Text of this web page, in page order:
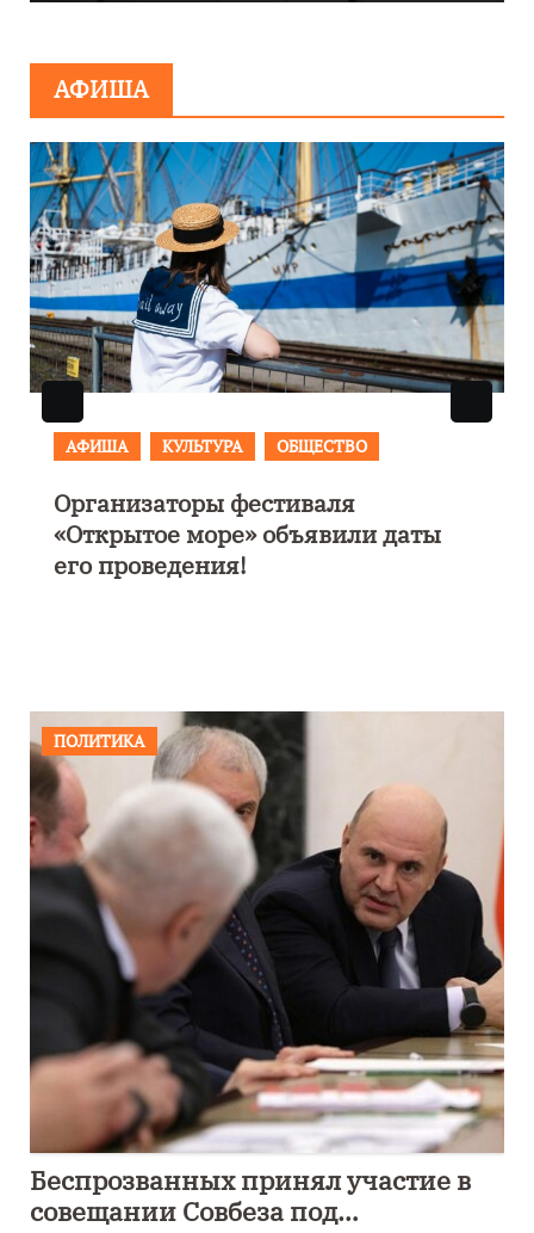
АФИША
АФИША КУЛЬТУРА ОБЩЕСТВО
Организаторы фестиваля
«Открытое море» объявили даты
его проведения!
ПОЛИТИКА
Беспрозванных принял участие в
совещании Совбеза под